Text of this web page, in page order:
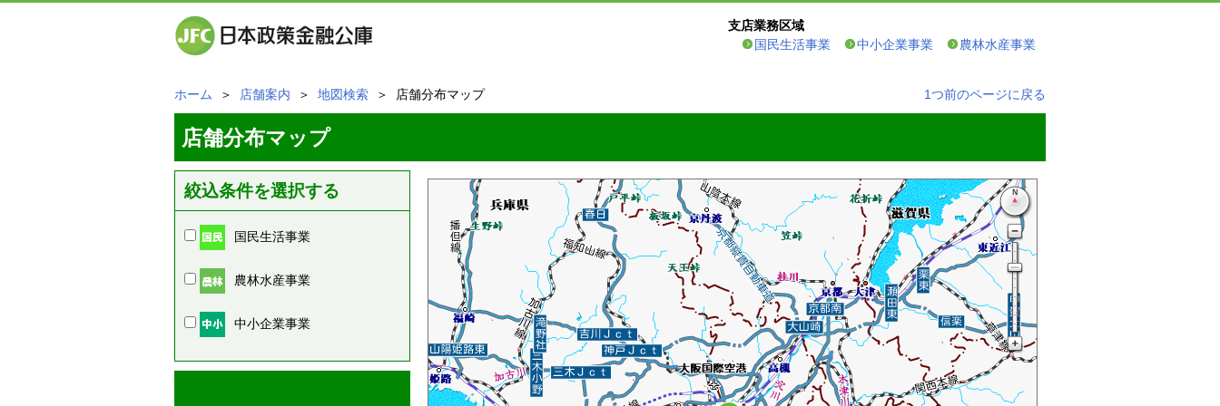
支店業務区域
国民生活事業
中小企業事業 農林水産事業
ホーム ＞ 店舗案内 ＞ 地図検索 ＞ 店舗分布マップ 1つ前のページに戻る
店舗分布マップ
絞込条件を選択する
国民生活事業
農林水産事業
中小企業事業